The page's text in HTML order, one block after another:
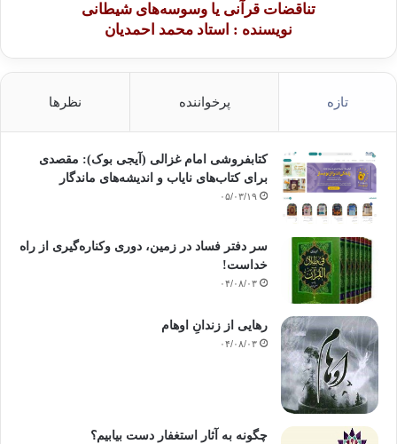
تناقضات قرآنی یا وسوسه‌های شیطانی
نویسنده : استاد محمد احمدیان
تازه پرخواننده نظرها
کتابفروشی امام غزالی (آیجی بوک): مقصدی
برای کتاب‌های نایاب و اندیشه‌های ماندگار
۰۵/۰۳/۱۹
سر دفتر فساد در زمین‌، دوری وکناره‌گیری از راه
خداست‌!
۰۴/۰۸/۰۳
رهایی از زندانِ اوهام
۰۴/۰۸/۰۳
چگونه به آثار استغفار دست بیابیم؟